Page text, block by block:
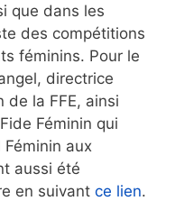
que dans les
des compétitions
féminins. Pour le
directrice
de la FFE, ainsi
Féminin qui
Féminin aux
aussi été
en suivant ce lien.